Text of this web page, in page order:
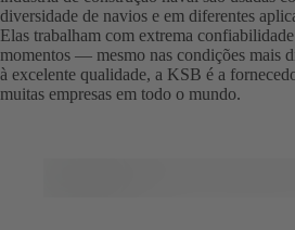
diversidade de navios e em diferentes
Elas trabalham com extrema
momentos — mesmo nas condições mais
à excelente qualidade, a KSB é a
muitas empresas em todo o mundo.